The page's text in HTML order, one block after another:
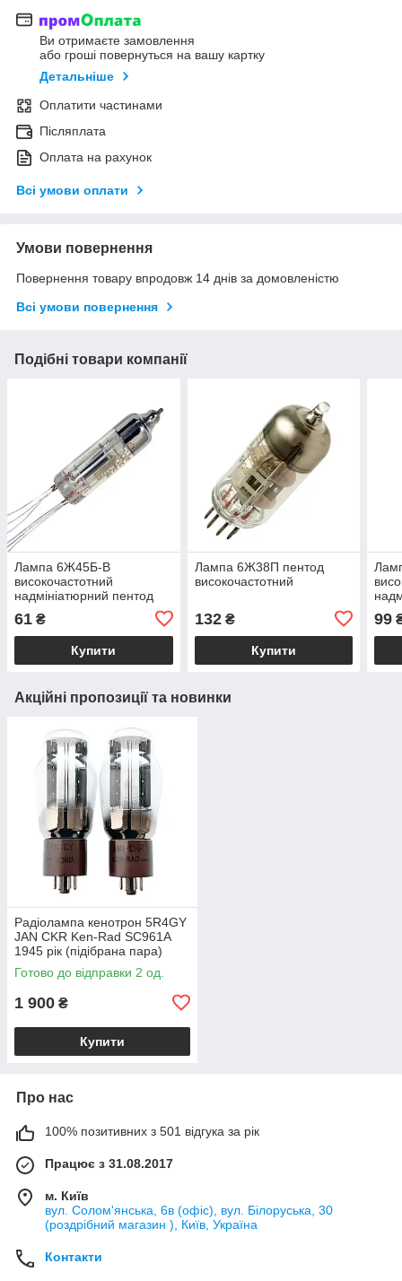
Ви отримаєте замовлення
або гроші повернуться на вашу картку
Детальніше
Оплатити частинами
Післяплата
Оплата на рахунок
Всі умови оплати
Умови повернення
Повернення товару впродовж 14 днів за домовленістю
Всі умови повернення
Подібні товари компанії
Лампа 6Ж45Б-В
високочастотний
надмініатюрний пентод
61 ₴
Купити
Лампа 6Ж38П пентод
високочастотний
132₴
Купити
99
Акційні пропозиції та новинки
Радіолампа кенотрон 5R4GY
JAN CKR Ken-Rad SC961A
1945 рік (підібрана пара)
Готово до відправки 2 од.
1 900 ₴
Купити
Про нас
100% позитивних з 501 відгука за рік
Працює з 31.08.2017
м. Київ
вул. Солом'янська, 6в (офіс), вул. Білоруська, 30
(роздрібний магазин ), Київ, Україна
Контакти